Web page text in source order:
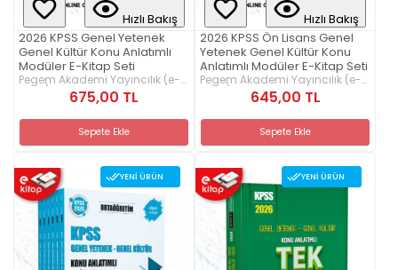
Hızlı Bakış
2026 KPSS Genel Yetenek
Genel Kültür Konu Anlatımlı
Modüler E-Kitap Seti
Pegem Akademi Yayıncılık (e-
kitap) 675,00 TL
Sepete Ekle
Hızlı Bakış
2026 KPSS Ön Lisans Genel
Yetenek Genel Kültür Konu
Anlatımlı Modüler E-Kitap Seti
Pegem Akademi Yayıncılık (e-
kitap) 645,00 TL
Sepete Ekle
YENI ÜRÜN YENI ÜRÜN